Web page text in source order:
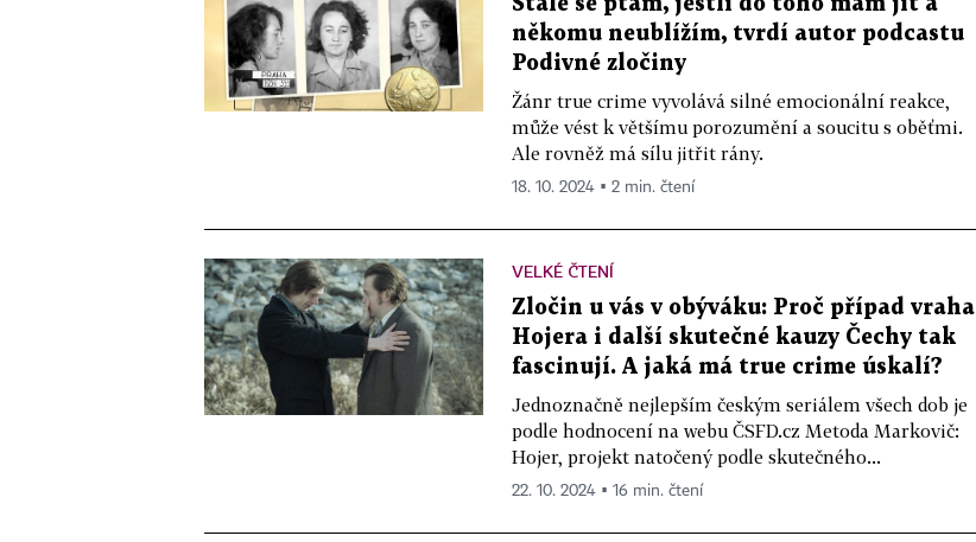
Stále se ptám, jestli do toho mám jít a
někomu neublížím, tvrdí autor podcastu
Podivné zločiny
Žánr true crime vyvolává silné emocionální reakce,
může vést k většímu porozumění a soucitu s oběťmi.
Ale rovněž má sílu jitřit rány.
18. 10. 2024 ▪ 2 min. čtení
VELKÉ ČTENÍ
Zločin u vás v obýváku: Proč případ vraha
Hojera i další skutečné kauzy Čechy tak
fascinují. A jaká má true crime úskalí?
Jednoznačně nejlepším českým seriálem všech dob je
podle hodnocení na webu ČSFD.cz Metoda Markovič:
Hojer, projekt natočený podle skutečného...
22. 10. 2024 ▪ 16 min. čtení